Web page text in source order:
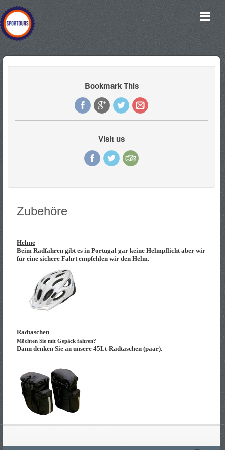
Bookmark This
Visit us
Zubehöre
Helme
Beim Radfahren gibt es in Portugal gar keine Helmpflicht aber wir
für eine sichere Fahrt empfehlen wir den Helm.
Radtaschen
Möchten Sie mit Gepäck fahren?
Dann denken Sie an unsere 45Lt-Radtaschen (paar).